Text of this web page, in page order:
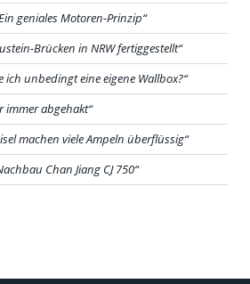
geniales Motoren-Prinzip
Brücken in NRW fertiggestellt
ich unbedingt eine eigene Wallbox?
immer abgehakt
machen viele Ampeln überflüssig
Chan Jiang CJ 750